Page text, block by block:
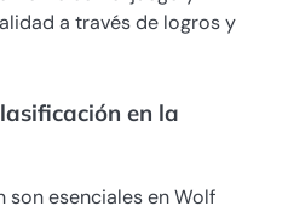
a través de logros y
en la
son esenciales en Wolf